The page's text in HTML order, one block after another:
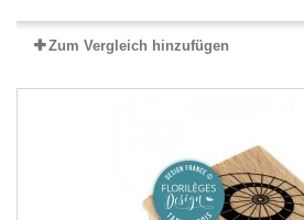
Zum Vergleich hinzufügen